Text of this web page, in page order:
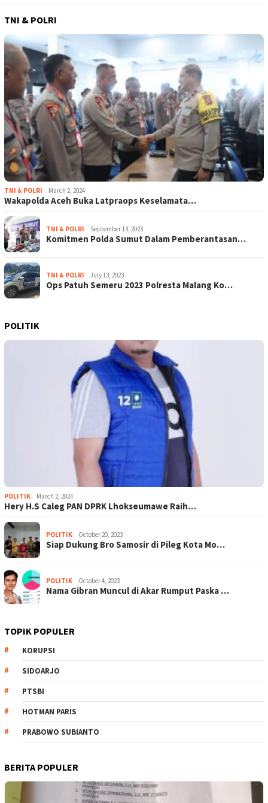
TNI & POLRI
TNI & POLRI March 2, 2024
Wakapolda Aceh Buka Latpraops Keselamata…
TNI & POLRI September 13, 2023
Komitmen Polda Sumut Dalam Pemberantasan…
TNI & POLRI July 13, 2023
Ops Patuh Semeru 2023 Polresta Malang Ko…
POLITIK
POLITIK March 2, 2024
Hery H.S Caleg PAN DPRK Lhokseumawe Raih…
POLITIK October 20, 2023
Siap Dukung Bro Samosir di Pileg Kota Mo…
POLITIK October 4, 2023
Nama Gibran Muncul di Akar Rumput Paska …
TOPIK POPULER
KORUPSI
SIDOARJO
PTSBI
HOTMAN PARIS
PRABOWO SUBIANTO
BERITA POPULER